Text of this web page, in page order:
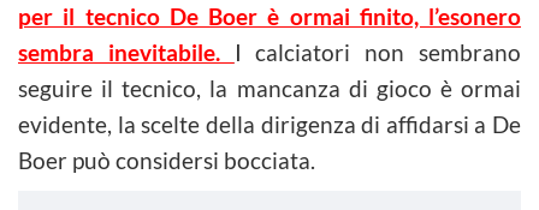
per il tecnico De Boer è ormai finito, l’esonero
sembra inevitabile.
I calciatori non sembrano
seguire il tecnico, la mancanza di gioco è ormai
evidente, la scelte della dirigenza di affidarsi a De
Boer può considersi bocciata.